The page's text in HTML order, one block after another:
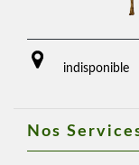
indisponible
Nos